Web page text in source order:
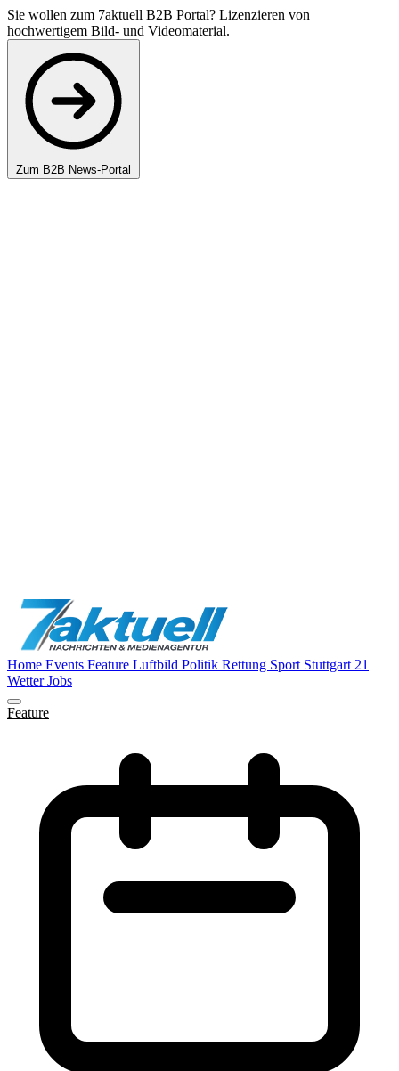
Sie wollen zum 7aktuell B2B Portal? Lizenzieren von
hochwertigem Bild- und Videomaterial.
Zum B2B News-Portal
Home Events Feature Luftbild Politik Rettung Sport Stuttgart 21
WetterJobs
Feature